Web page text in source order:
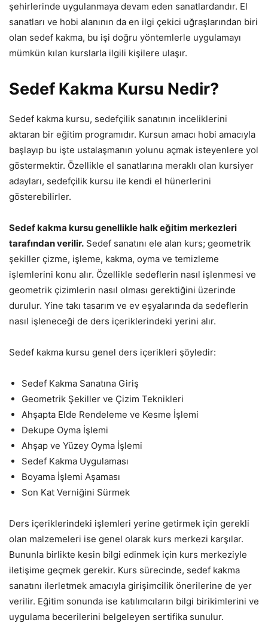
şehirlerinde uygulanmaya devam eden sanatlardandır. El
sanatları ve hobi alanının da en ilgi çekici uğraşlarından biri
olan sedef kakma, bu işi doğru yöntemlerle uygulamayı
mümkün kılan kurslarla ilgili kişilere ulaşır.
Sedef Kakma Kursu Nedir?
Sedef kakma kursu, sedefçilik sanatının inceliklerini
aktaran bir eğitim programıdır. Kursun amacı hobi amacıyla
başlayıp bu işte ustalaşmanın yolunu açmak isteyenlere yol
göstermektir. Özellikle el sanatlarına meraklı olan kursiyer
adayları, sedefçilik kursu ile kendi el hünerlerini
gösterebilirler.
Sedef kakma kursu genellikle halk eğitim merkezleri
tarafından verilir. Sedef sanatını ele alan kurs; geometrik
şekiller çizme, işleme, kakma, oyma ve temizleme
işlemlerini konu alır. Özellikle sedeflerin nasıl işlenmesi ve
geometrik çizimlerin nasıl olması gerektiğini üzerinde
durulur. Yine takı tasarım ve ev eşyalarında da sedeflerin
nasıl işleneceği de ders içeriklerindeki yerini alır.
Sedef kakma kursu genel ders içerikleri şöyledir:
Sedef Kakma Sanatına Giriş
Geometrik Şekiller ve Çizim Teknikleri
Ahşapta Elde Rendeleme ve Kesme İşlemi
Dekupe Oyma İşlemi
Ahşap ve Yüzey Oyma İşlemi
Sedef Kakma Uygulaması
Boyama İşlemi Aşaması
Son Kat Verniğini Sürmek
Ders içeriklerindeki işlemleri yerine getirmek için gerekli
olan malzemeleri ise genel olarak kurs merkezi karşılar.
Bununla birlikte kesin bilgi edinmek için kurs merkeziyle
iletişime geçmek gerekir. Kurs sürecinde, sedef kakma
sanatını ilerletmek amacıyla girişimcilik önerilerine de yer
verilir. Eğitim sonunda ise katılımcıların bilgi birikimlerini ve
uygulama becerilerini belgeleyen sertifika sunulur.